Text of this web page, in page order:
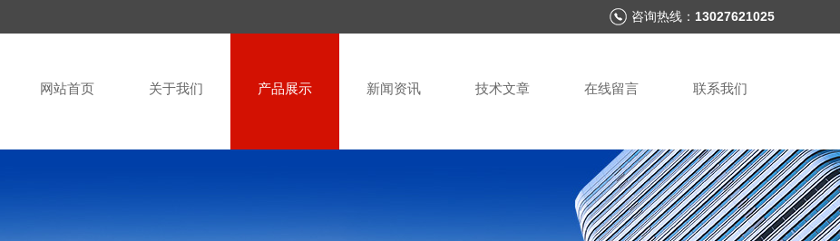
咨询热线： 13027621025
网站首页 关于我们 产品展示 新闻资讯 技术文章 在线留言 联系我们